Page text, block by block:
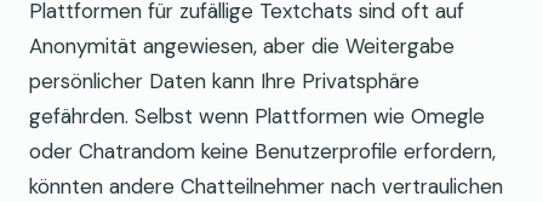
Plattformen für zufällige Textchats sind oft auf
Anonymität angewiesen, aber die Weitergabe
persönlicher Daten kann Ihre Privatsphäre
gefährden. Selbst wenn Plattformen wie Omegle
oder Chatrandom keine Benutzerprofile erfordern,
könnten andere Chatteilnehmer nach vertraulichen